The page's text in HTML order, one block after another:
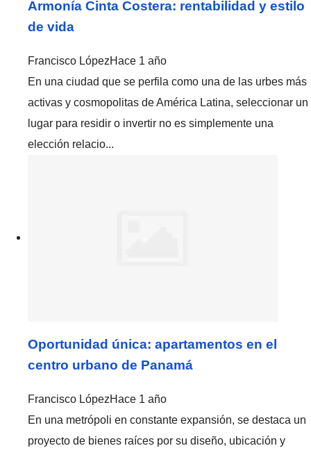
Armonía Cinta Costera: rentabilidad y estilo
de vida
Francisco LópezHace 1 año
En una ciudad que se perfila como una de las urbes más
activas y cosmopolitas de América Latina, seleccionar un
lugar para residir o invertir no es simplemente una
elección relacio...
Oportunidad única: apartamentos en el
centro urbano de Panamá
Francisco LópezHace 1 año
En una metrópoli en constante expansión, se destaca un
proyecto de bienes raíces por su diseño, ubicación y